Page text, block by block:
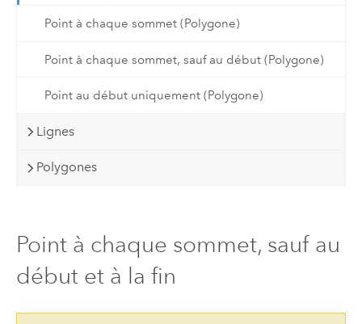
Point à chaque sommet (Polygone)
Point à chaque sommet, sauf au début (Polygone)
Point au début uniquement (Polygone)
Lignes
Polygones
Point à chaque sommet, sauf au
début et à la fin